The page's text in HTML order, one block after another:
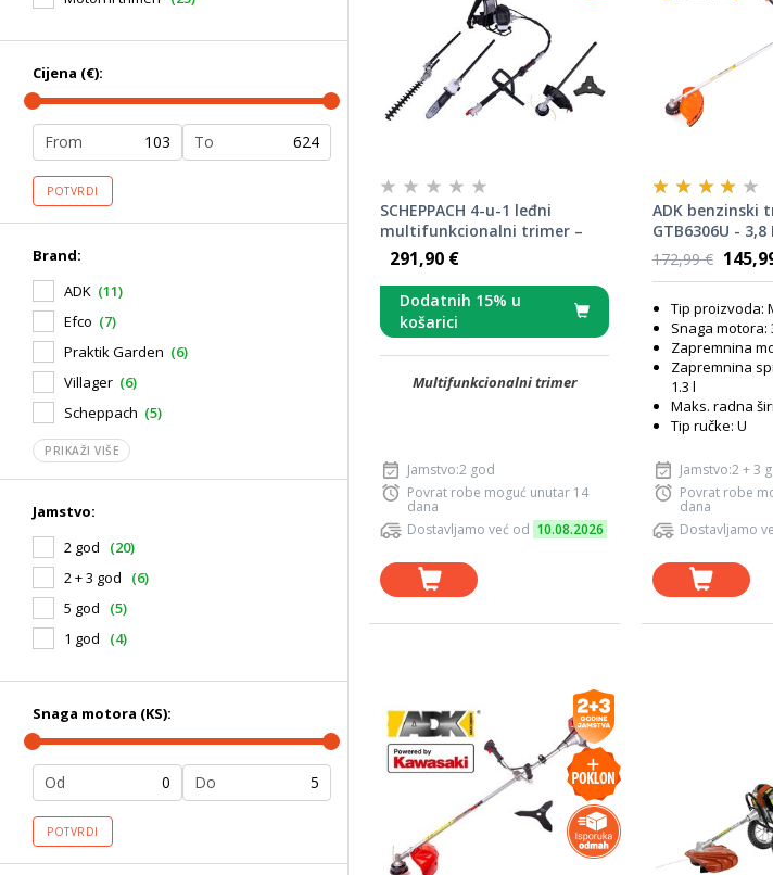
Cijena (€):
From To
POTVRDI
Brand:
ADK (11)
Efco (7)
Praktik Garden (6)
Villager (6)
Scheppach (5)
PRIKAŽI VIŠE
Jamstvo:
2 god
(20)
2 + 3 god
(6)
5 god
(5)
1 god
(4)
Snaga motora (KS):
Od Do
POTVRDI
SCHEPPACH 4-u-1 leđni
multifunkcionalni trimer –
Pro Cut MFH5300-4BP 51,7
ccm / 1,8 KS
291,90 €
Dodatnih 15% u
košarici
Multifunkcionalni trimer
Jamstvo:2 god
Povrat robe moguć unutar 14
dana
Dostavljamo već od 10.08.2026
ADK benzinski
GTB6306U - 3,8
172,99 €
Tip proizvoda:
Snaga motora:
Zapremnina
Zapremnina
1.3 l
Maks. radna
Tip ručke: U
Jamstvo:2 + 3
Povrat robe
dana
Dostavljamo